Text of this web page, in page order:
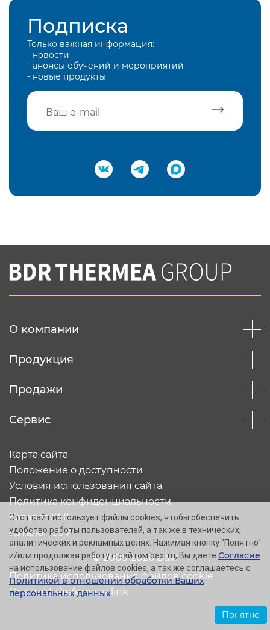
Подписка
Только важная информация:
- новости
- анонсы обучений и мероприятий
- новые продукты
Подтвердить e-mail
Вы соглашаетесь с нашей политикой
конфеденциальности
О компании
Продукция
Продажи
Сервис
© 2005-2026 Baxi
Карта сайта
Положение о доступности
Условия использования сайта
Политика конфиденциальности
Каталог XML
Каталог CSV
Политика использования файлов cookie
OneTrust Preference link
Этот сайт использует файлы cookies, чтобы обеспечить
удобство работы пользователей, а так же в технических,
аналитических и рекламных целях. Нажимая кнопку "Понятно"
и/или продолжая работу с сайтом baxi.ru, Вы даете Согласие
на использование файлов cookies, а так же соглашаетесь с
Политикой в отношении обработки Ваших
персональных данных.
Понятно